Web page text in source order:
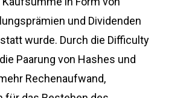
und Dividenden
wurde. Durch die Difficulty
Paarung von Hashes und
Rechenaufwand,